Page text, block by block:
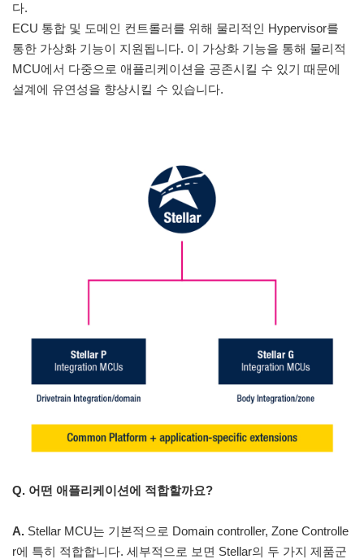
다.
ECU 통합 및 도메인 컨트롤러를 위해 물리적인 Hypervisor를
통한 가상화 기능이 지원됩니다. 이 가상화 기능을 통해 물리적
MCU에서 다중으로 애플리케이션을 공존시킬 수 있기 때문에
설계에 유연성을 향상시킬 수 있습니다.
Q. 어떤 애플리케이션에 적합할까요?
A. Stellar MCU는 기본적으로 Domain controller, Zone Controlle
r에 특히 적합합니다. 세부적으로 보면 Stellar의 두 가지 제품군